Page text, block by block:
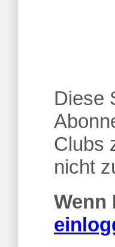
Diese
Clubs
nicht
Wenn